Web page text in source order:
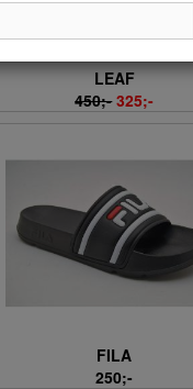
LEAF
450;- 325;-
FILA
250;-